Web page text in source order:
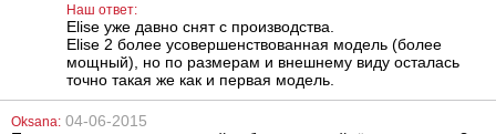
Наш ответ:
Elise уже давно снят с производства.
Elise 2 более усовершенствованная модель (более
мощный), но по размерам и внешнему виду осталась
точно такая же как и первая модель.
Oksana: 04-06-2015